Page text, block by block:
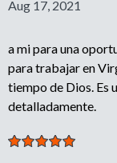
Aug 17, 2021
a mi para una
para trabajar en
tiempo de Dios. Es
detalladamente.